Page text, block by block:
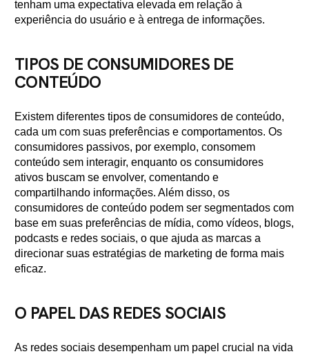
tenham uma expectativa elevada em relação à
experiência do usuário e à entrega de informações.
TIPOS DE CONSUMIDORES DE
CONTEÚDO
Existem diferentes tipos de consumidores de conteúdo,
cada um com suas preferências e comportamentos. Os
consumidores passivos, por exemplo, consomem
conteúdo sem interagir, enquanto os consumidores
ativos buscam se envolver, comentando e
compartilhando informações. Além disso, os
consumidores de conteúdo podem ser segmentados com
base em suas preferências de mídia, como vídeos, blogs,
podcasts e redes sociais, o que ajuda as marcas a
direcionar suas estratégias de marketing de forma mais
eficaz.
O PAPEL DAS REDES SOCIAIS
As redes sociais desempenham um papel crucial na vida